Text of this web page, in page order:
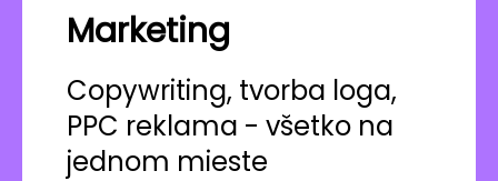
Marketing
Copywriting, tvorba loga,
PPC reklama - všetko na
jednom mieste